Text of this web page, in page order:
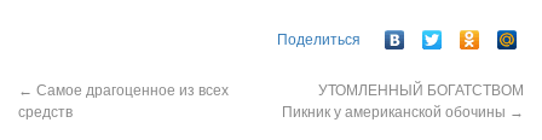
Поделиться
← Самое драгоценное из всех
средств
УТОМЛЕННЫЙ БОГАТСТВОМ
Пикник у американской обочины →